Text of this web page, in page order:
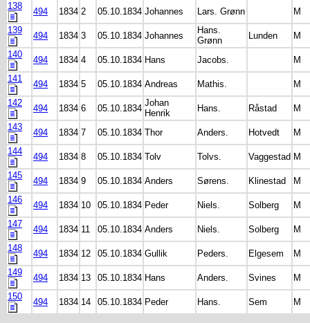
138
494 1834 2 05.10.1834 Johannes Lars. Grønn
M
139
494 1834 3 05.10.1834 Johannes
Hans.
Grønn
Lunden
M
140
494 1834 4 05.10.1834 Hans Jacobs.
M
141
494 1834 5 05.10.1834 Andreas Mathis.
M
142
494 1834 6 05.10.1834
Johan
Henrik
Hans. Råstad
M
143
494 1834 7 05.10.1834 Thor Anders. Hotvedt
M
144
494 1834 8 05.10.1834 Tolv Tolvs. Vaggestad M
145
494 1834 9 05.10.1834 Anders Sørens. Klinestad
M
146
494 1834 10 05.10.1834 Peder Niels. Solberg
M
147
494 1834 11 05.10.1834 Anders Niels. Solberg
M
148
494 1834 12 05.10.1834 Gullik Peders. Elgesem
M
149
494 1834 13 05.10.1834 Hans Anders. Svines
M
150
494 1834 14 05.10.1834 Peder Hans. Sem M